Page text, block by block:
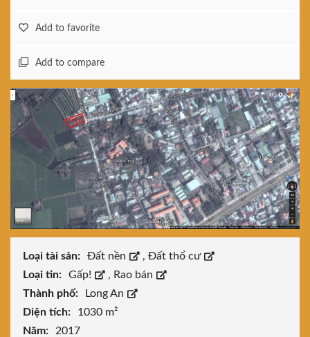
Add to favorite
Add to compare
Loại tài sản: Đất nền , Đất thổ cư
Loại tin:
Gấp! , Rao bán
Thành phố:
Long An
Diện tích:
1030 m²
Năm:
2017